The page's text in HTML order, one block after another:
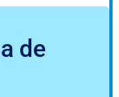
de